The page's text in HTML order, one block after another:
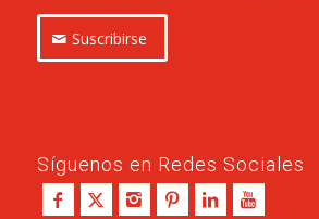
Suscribirse
Síguenos en Redes Sociales